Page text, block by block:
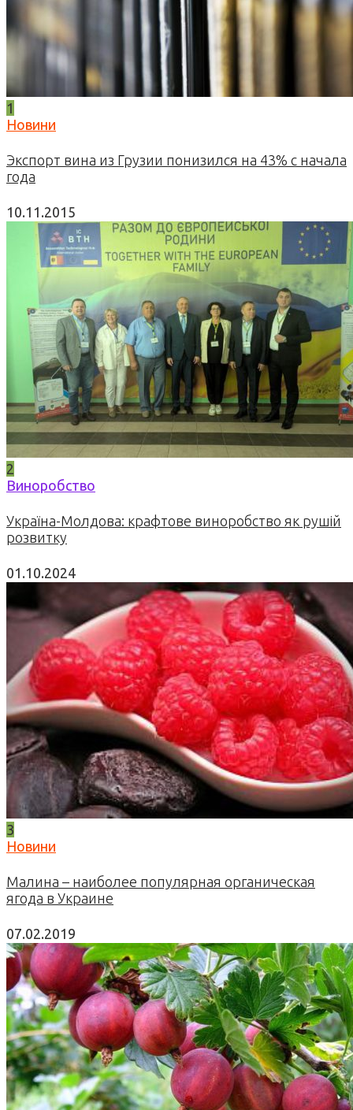
1
Новини
Экспорт вина из Грузии понизился на 43% с начала
года
10.11.2015
2
Виноробство
Україна-Молдова: крафтове виноробство як рушій
розвитку
01.10.2024
3
Новини
Малина – наиболее популярная органическая
ягода в Украине
07.02.2019